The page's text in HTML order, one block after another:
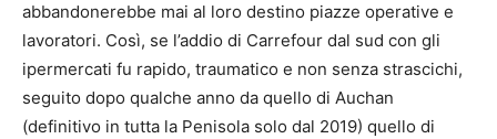
abbandonerebbe mai al loro destino piazze operative e
lavoratori. Così, se l’addio di Carrefour dal sud con gli
ipermercati fu rapido, traumatico e non senza strascichi,
seguito dopo qualche anno da quello di Auchan
(definitivo in tutta la Penisola solo dal 2019) quello di